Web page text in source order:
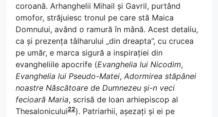
coroană. Arhanghelii Mihail și Gavril, purtând
omofor, străjuiesc tronul pe care stă Maica
Domnului, având o ramură în mână. Acest detaliu,
ca și prezența tâlharului „din dreapta”, cu crucea
pe umăr, e marca sigură a inspirației din
evangheliile apocrife (Evanghelia lui Nicodim,
Evanghelia lui Pseudo-Matei, Adormirea stăpânei
noastre Născătoare de Dumnezeu și-n veci
fecioară Maria, scrisă de Ioan arhiepiscop al
Thesalonicului22). Patriarhii, așezați și ei pe